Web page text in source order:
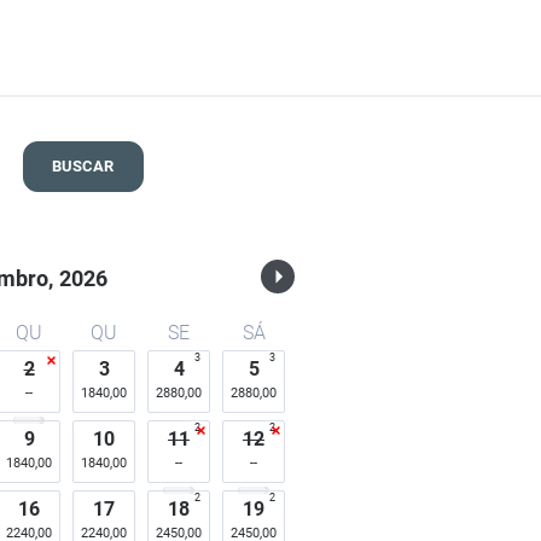
BUSCAR
2026
QU QU SE
SÁ
2 3
1840,00
4
2880,00
3 5
2880,00
3
9
1840,00
10
1840,00
11 2 12 2
16
2240,00
17
2240,00
18
2450,00
2 19
2450,00
2